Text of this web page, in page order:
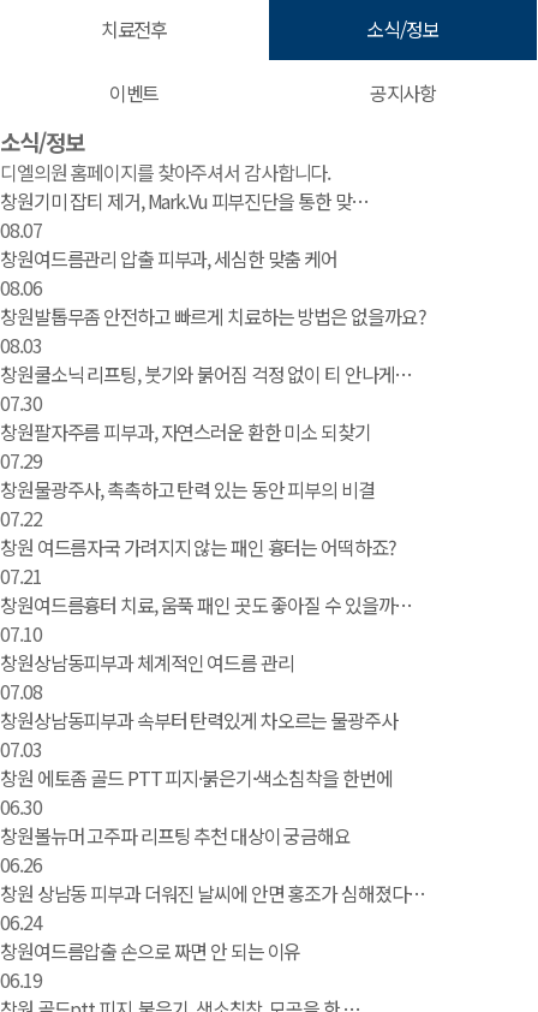
치료전후 소식/정보
이벤트 공지사항
소식/정보 | 창원 피부과 디엘의원
소식/정보
디엘의원 홈페이지를 찾아주셔서 감사합니다.
창원기미 잡티 제거, Mark.Vu 피부진단을 통한 맞…
08.07
창원여드름관리 압출 피부과, 세심한 맞춤 케어
08.06
창원발톱무좀 안전하고 빠르게 치료하는 방법은 없을까요?
08.03
창원쿨소닉 리프팅, 붓기와 붉어짐 걱정 없이 티 안나게…
07.30
창원팔자주름 피부과, 자연스러운 환한 미소 되찾기
07.29
창원물광주사, 촉촉하고 탄력 있는 동안 피부의 비결
07.22
창원 여드름자국 가려지지 않는 패인 흉터는 어떡하죠?
07.21
창원여드름흉터 치료, 움푹 패인 곳도 좋아질 수 있을까…
07.10
창원상남동피부과 체계적인 여드름 관리
07.08
창원상남동피부과 속부터 탄력있게 차오르는 물광주사
07.03
창원 에토좀 골드 PTT 피지·붉은기·색소침착을 한번에
06.30
창원볼뉴머 고주파 리프팅 추천 대상이 궁금해요
06.26
창원 상남동 피부과 더워진 날씨에 안면 홍조가 심해졌다…
06.24
창원여드름압출 손으로 짜면 안 되는 이유
06.19